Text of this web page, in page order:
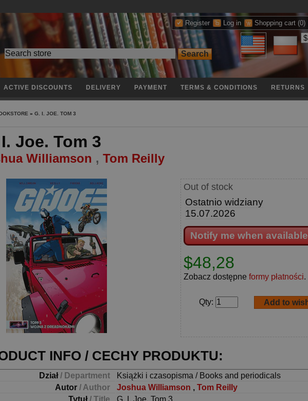
Register Log in Shopping cart (0)
ACTIVE DISCOUNTS DELIVERY PAYMENT TERMS & CONDITIONS RETURNS
» G. I. JOE. TOM 3
Joe. Tom 3
Williamson , Tom Reilly
Out of stock
Ostatnio widziany
15.07.2026
Notify me when available
$48,28
Zobacz dostępne formy płatności.
Qty:
INFO / CECHY PRODUKTU:
Dział/ Department
Książki i czasopisma / Books and periodicals
Autor / Author Joshua Williamson , Tom Reilly
Tytuł/ Title
G. I. Joe. Tom 3